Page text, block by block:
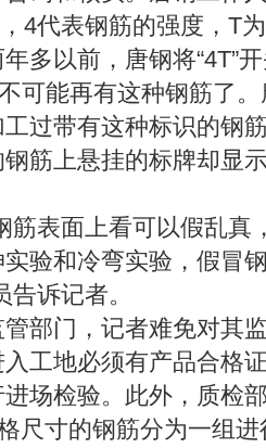
4代表钢筋的强度，T
多以前，唐钢将“4T”
可能再有这种钢筋了
过带有这种标识的钢
上悬挂的标牌却显
表面上看可以假乱真
验和冷弯实验，假冒
诉记者。
门，记者难免对其
地必须有产品合格
场检验。此外，质检
尺寸的钢筋分为一组